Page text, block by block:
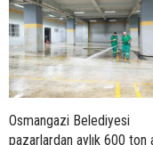
Osmangazi Belediyesi
pazarlardan aylık 600 ton